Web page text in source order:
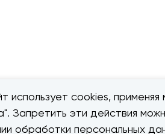
использует cookies,
Запретить эти действия
обработки персональных